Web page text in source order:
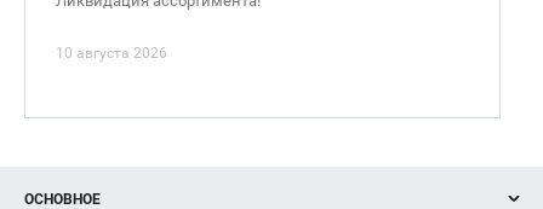
10 августа 2026
ОСНОВНОЕ